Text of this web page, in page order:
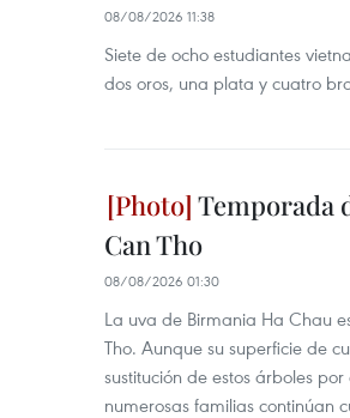
08/08/2026 11:38
Siete de ocho estudiantes
dos oros, una plata y cuatro
Temporada
Can Tho
08/08/2026 01:30
La uva de Birmania Ha Chau
Tho. Aunque su superficie de
sustitución de estos árboles
numerosas familias continúan